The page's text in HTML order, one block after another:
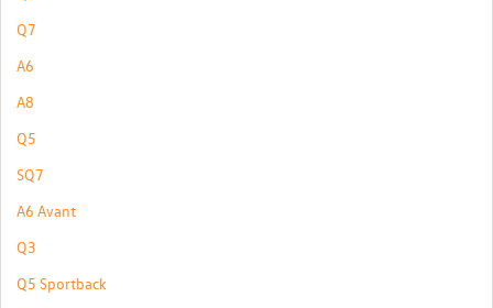
Q7
A6
A8
Q5
SQ7
A6 Avant
Q3
Q5 Sportback